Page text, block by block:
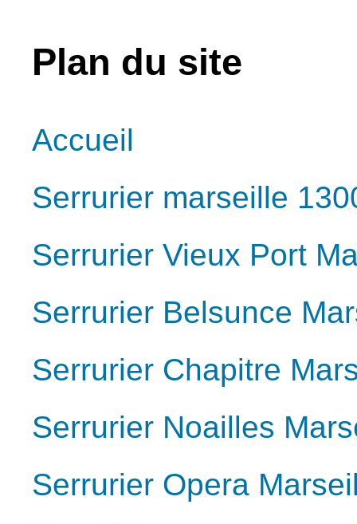
Plan du site
Accueil
Serrurier marseille
Serrurier Vieux Port
Serrurier Belsunce
Serrurier Chapitre
Serrurier Noailles
Serrurier Opera